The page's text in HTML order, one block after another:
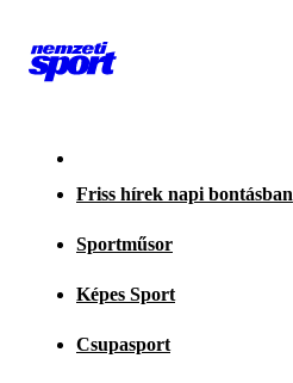
Friss hírek napi bontásban
Sportműsor
Képes Sport
Csupasport